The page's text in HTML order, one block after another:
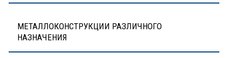
МЕТАЛЛОКОНСТРУКЦИИ РАЗЛИЧНОГО
НАЗНАЧЕНИЯ